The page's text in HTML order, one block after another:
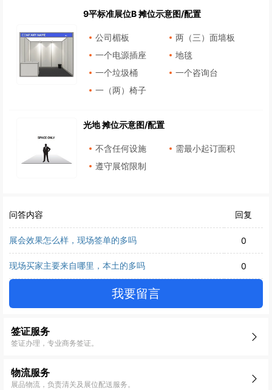
9平标准展位B 摊位示意图/配置
公司楣板
两（三）面墙板
一个电源插座
地毯
一个垃圾桶
一个咨询台
一（两）椅子
光地 摊位示意图/配置
不含任何设施
需最小起订面积
遵守展馆限制
问答内容 回复
展会效果怎么样，现场签单的多吗 0
现场买家主要来自哪里，本土的多吗 0
我要留言
签证服务
签证办理，专业商务签证。
物流服务
展品物流，负责清关及展位配送服务。